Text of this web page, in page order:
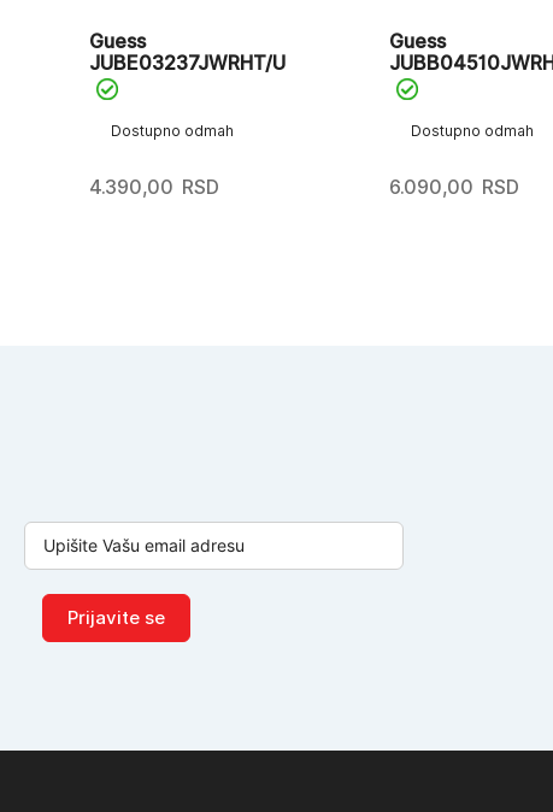
Dostupno odmah
Guess
JUBE03237JWRHT/U
4.390,00 RSD
Dostupno odmah
Guess
6.090,00 RSD
Prijavite se